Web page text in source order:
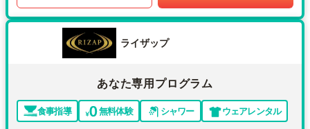
ライザップ
あなた専用プログラム
食事指導 無料体験 シャワー ウェアレンタル